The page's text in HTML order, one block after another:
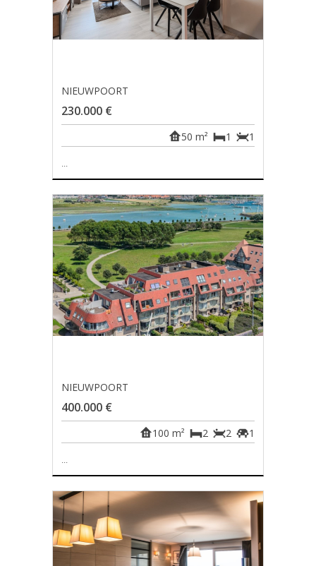
NIEUWPOORT
230.000 €
1
1
50 m²
...
NIEUWPOORT
400.000 €
1
2
2
100 m²
...